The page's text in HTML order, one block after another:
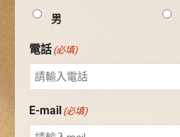
男
電話 (必填)
E-mail (必填)